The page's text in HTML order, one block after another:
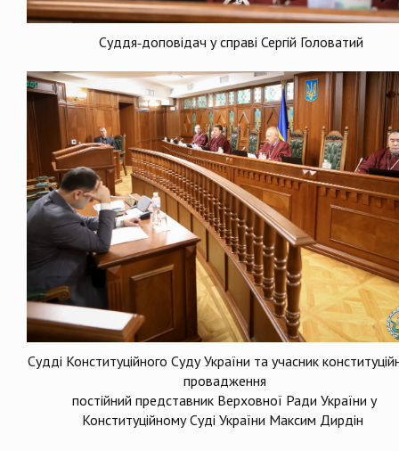
Суддя-доповідач у справі Сергій Головатий
Судді Конституційного Суду України та учасник
провадження
постійний представник Верховної Ради України у
Конституційному Суді України Максим Дирдін